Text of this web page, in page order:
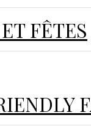
FÊTES